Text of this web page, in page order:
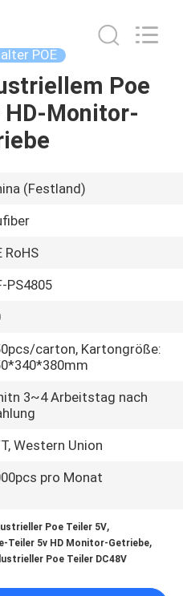
POE
Poe
Monitor-
(Festland)
RoHS
PS4805
carton, Kartongröße:
3~4 Arbeitstag nach
Western Union
pro Monat
Poe Teiler 5V,
Teiler 5v HD Monitor-Getriebe,
Poe Teiler DC48V